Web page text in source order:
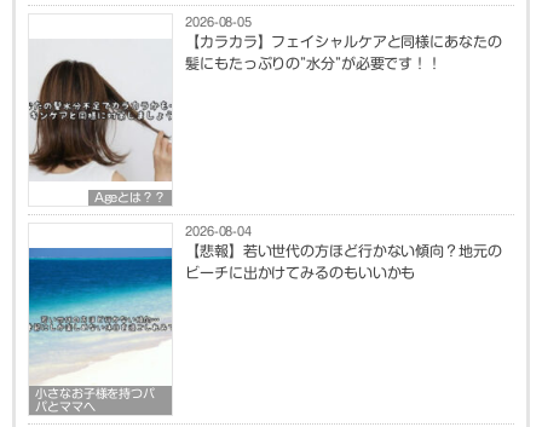
Ageとは？？
2026-08-05
【カラカラ】フェイシャルケアと同様にあなたの
髪にもたっぷりの”水分”が必要です！！
小さなお子様を持つパ
パとママへ
2026-08-04
【悲報】若い世代の方ほど行かない傾向？地元の
ビーチに出かけてみるのもいいかも